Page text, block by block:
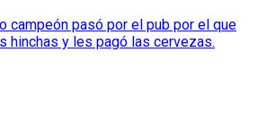
campeón pasó por el pub por el que
hinchas y les pagó las cervezas.